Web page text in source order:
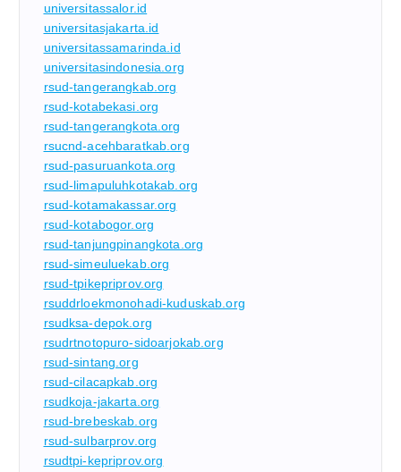
universitassalor.id
universitasjakarta.id
universitassamarinda.id
universitasindonesia.org
rsud-tangerangkab.org
rsud-kotabekasi.org
rsud-tangerangkota.org
rsucnd-acehbaratkab.org
rsud-pasuruankota.org
rsud-limapuluhkotakab.org
rsud-kotamakassar.org
rsud-kotabogor.org
rsud-tanjungpinangkota.org
rsud-simeuluekab.org
rsud-tpikepriprov.org
rsuddrloekmonohadi-kuduskab.org
rsudksa-depok.org
rsudrtnotopuro-sidoarjokab.org
rsud-sintang.org
rsud-cilacapkab.org
rsudkoja-jakarta.org
rsud-brebeskab.org
rsud-sulbarprov.org
rsudtpi-kepriprov.org